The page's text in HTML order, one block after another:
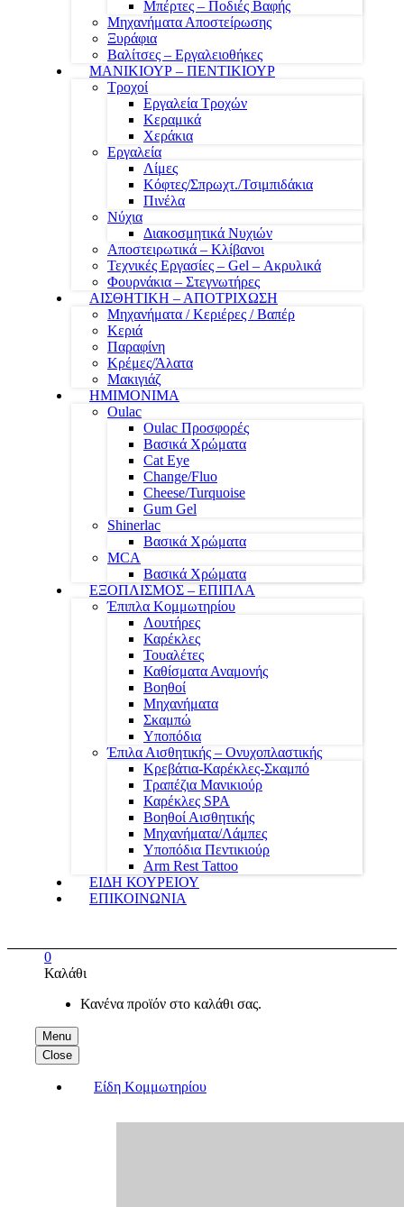
Μπέρτες – Ποδιές Βαφής
Μηχανήματα Αποστείρωσης
Ξυράφια
Βαλίτσες – Εργαλειοθήκες
ΜΑΝΙΚΙΟΥΡ – ΠΕΝΤΙΚΙΟΥΡ
Τροχοί
Εργαλεία Τροχών
Κεραμικά
Χεράκια
Εργαλεία
Λίμες
Κόφτες/Σπρωχτ./Τσιμπιδάκια
Πινέλα
Νύχια
Διακοσμητικά Νυχιών
Αποστειρωτικά – Κλίβανοι
Τεχνικές Εργασίες – Gel – Ακρυλικά
Φουρνάκια – Στεγνωτήρες
ΑΙΣΘΗΤΙΚΗ – ΑΠΟΤΡΙΧΩΣΗ
Μηχανήματα / Κεριέρες / Βαπέρ
Κεριά
Παραφίνη
Κρέμες/Άλατα
Μακιγιάζ
ΗΜΙΜΟΝΙΜΑ
Oulac
Oulac Προσφορές
Βασικά Χρώματα
Cat Eye
Change/Fluo
Cheese/Turquoise
Gum Gel
Shinerlac
Βασικά Χρώματα
MCA
Βασικά Χρώματα
ΕΞΟΠΛΙΣΜΟΣ – ΕΠΙΠΛΑ
Έπιπλα Κομμωτηρίου
Λουτήρες
Καρέκλες
Τουαλέτες
Καθίσματα Αναμονής
Βοηθοί
Μηχανήματα
Σκαμπώ
Υποπόδια
Έπιλα Αισθητικής – Ονυχοπλαστικής
Κρεβάτια-Καρέκλες-Σκαμπό
Τραπέζια Μανικιούρ
Καρέκλες SPA
Βοηθοί Αισθητικής
Μηχανήματα/Λάμπες
Υποπόδια Πεντικιούρ
Arm Rest Tattoo
ΕΙΔΗ ΚΟΥΡΕΙΟΥ
ΕΠΙΚΟΙΝΩΝΙΑ
Menu
Close
Είδη Κομμωτηρίου
0
Καλάθι
Κανένα προϊόν στο καλάθι σας.